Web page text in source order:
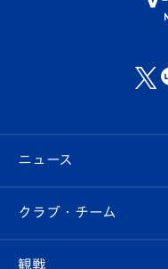
ニュース
すべて
クラブ・チーム
観戦